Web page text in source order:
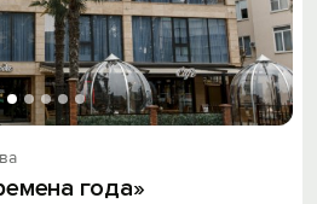
года»